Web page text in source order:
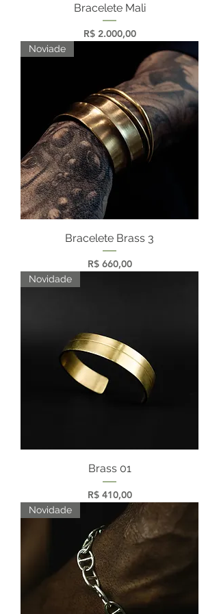
Bracelete Mali
Preço
R$ 2.000,00
Noviade
Bracelete Brass 3
Preço
R$ 660,00
Novidade
Brass 01
Preço
R$ 410,00
Novidade